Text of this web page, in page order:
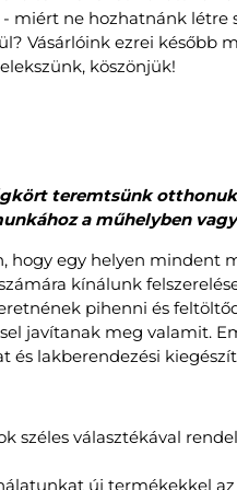
miért ne hozhatnánk létre
Vásárlóink ezrei később
köszönjük!
teremtsünk
a műhelyben
hogy egy helyen mindent
kínálunk
pihenni és
javítanak meg valamit.
lakberendezési
széles választékával
új termékekkel